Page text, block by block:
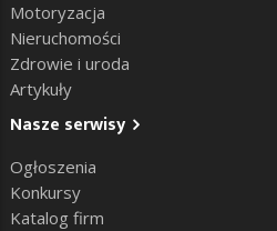
Motoryzacja
Nieruchomości
Zdrowie i uroda
Artykuły
Nasze serwisy
Ogłoszenia
Konkursy
Katalog firm